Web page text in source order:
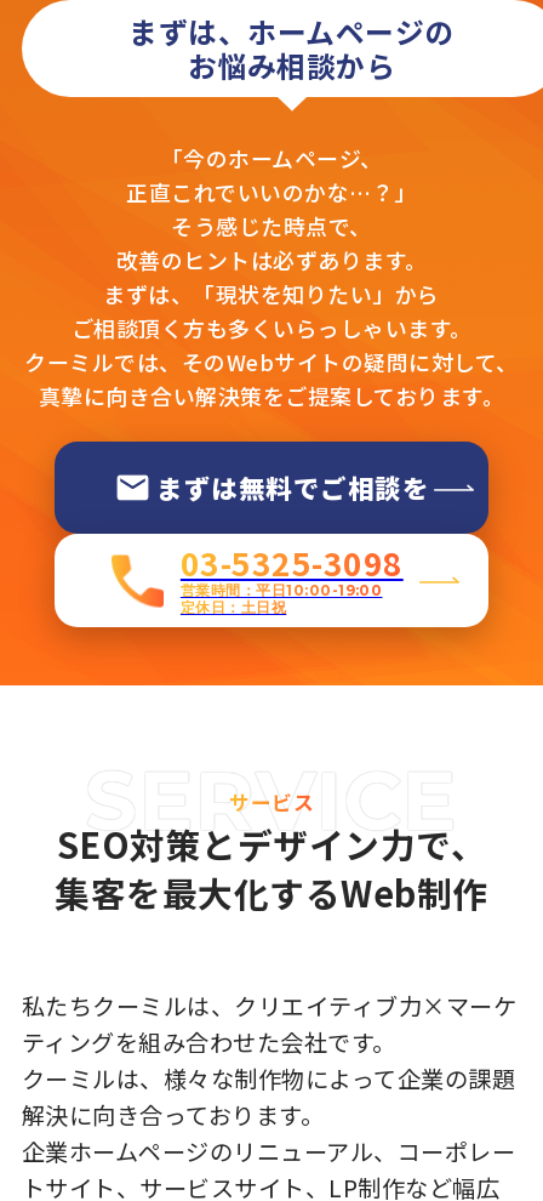
まずは、ホームページの
お悩み相談から
「今のホームページ、
正直これでいいのかな…？」
そう感じた時点で、
改善のヒントは必ずあります。
まずは、「現状を知りたい」から
ご相談頂く方も多くいらっしゃいます。
クーミルでは、そのWebサイトの疑問に対して、
真摯に向き合い解決策をご提案しております。
まずは無料でご相談を
03-5325-3098
営業時間：平日10:00-19:00
定休日：土日祝
サービス
SEO対策とデザイン力で、
集客を最大化するWeb制作
私たちクーミルは、クリエイティブ力×マーケ
ティングを組み合わせた会社です。
クーミルは、様々な制作物によって企業の課題
解決に向き合っております。
企業ホームページのリニューアル、コーポレー
トサイト、サービスサイト、LP制作など幅広